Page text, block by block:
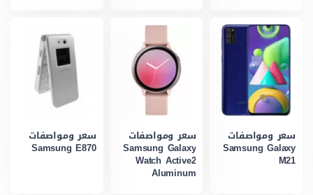
سعر ومواصفات
Samsung Galaxy
M21
سعر ومواصفات
Samsung Galaxy
Watch Active2
Aluminum
سعر ومواصفات
Samsung E870